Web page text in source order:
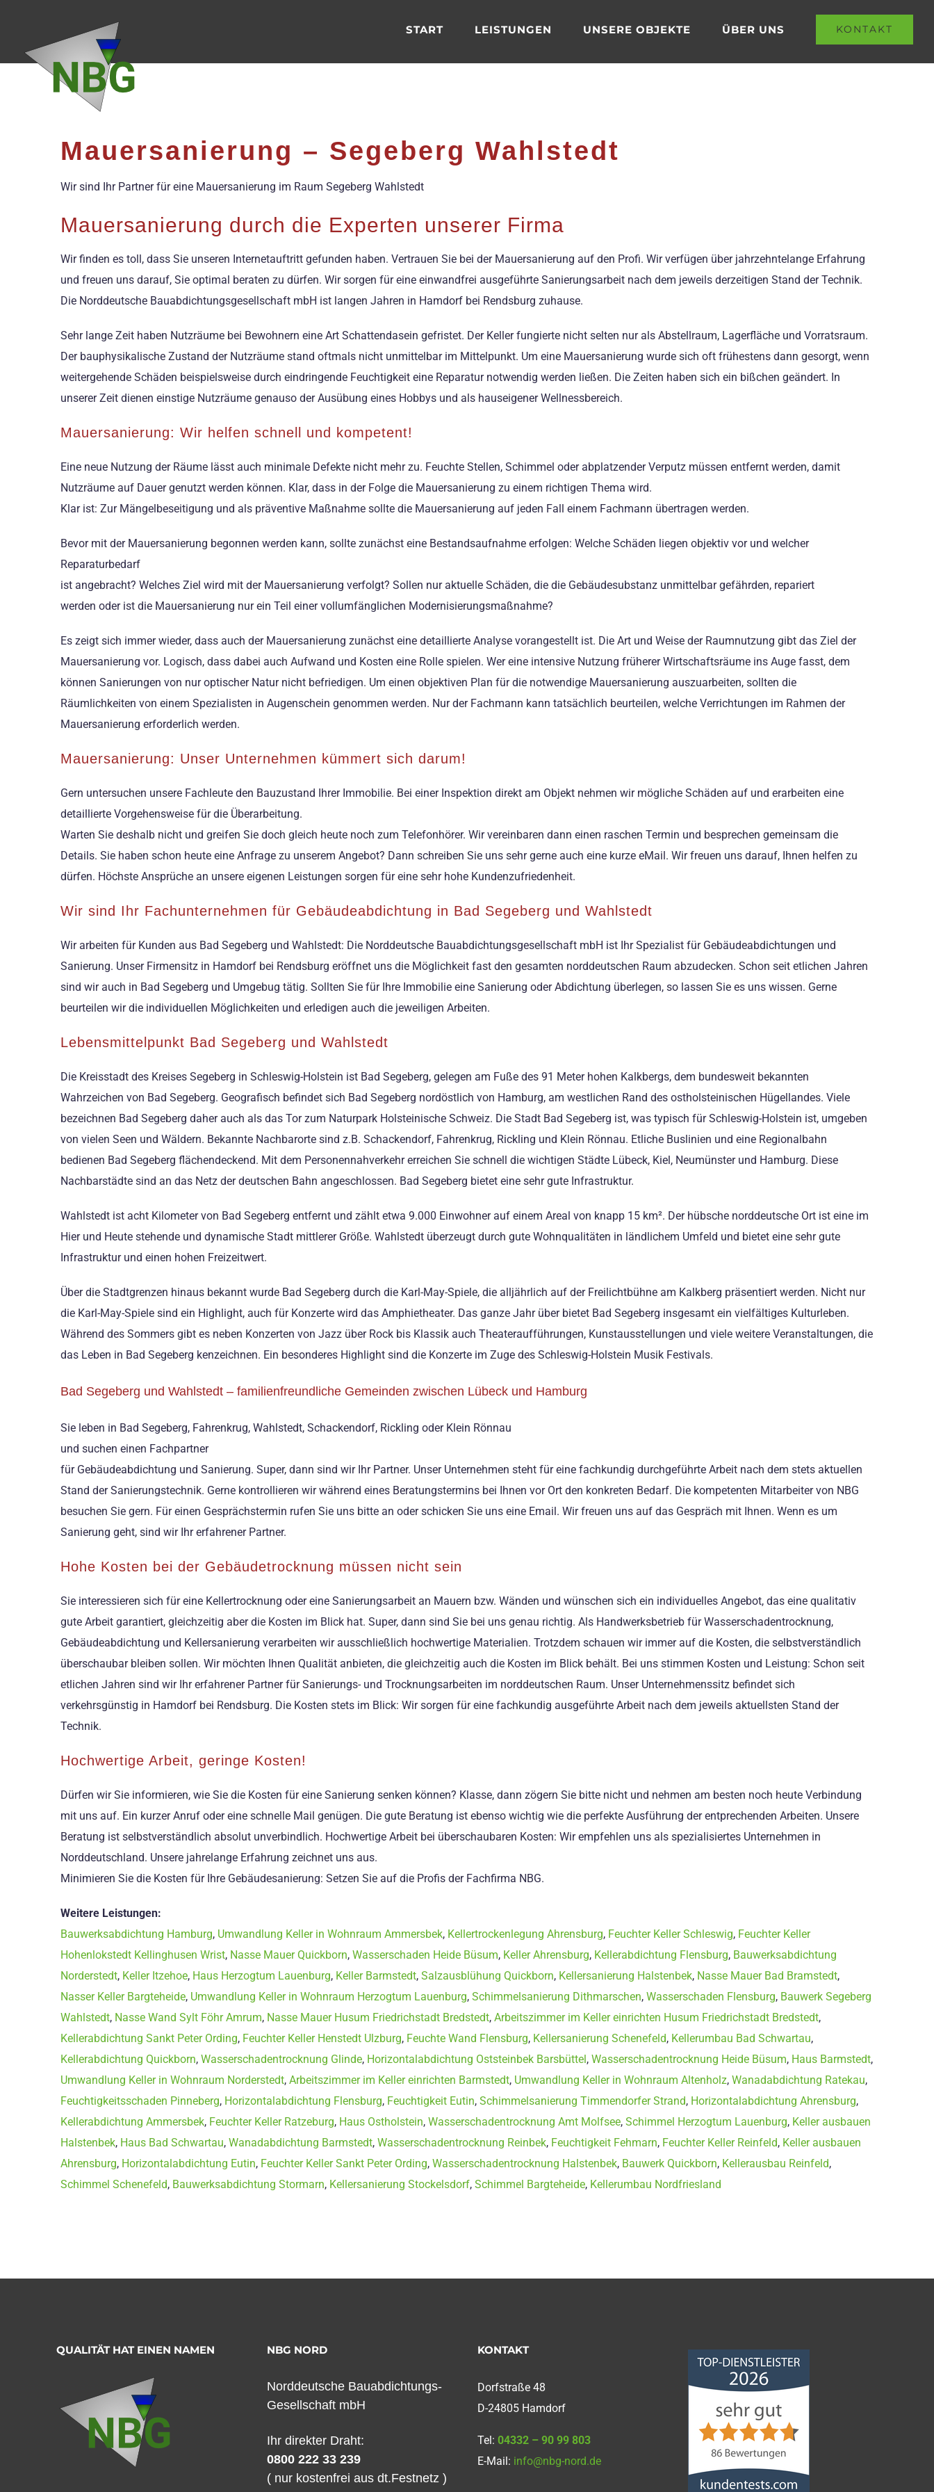
springen
START LEISTUNGEN UNSERE OBJEKTE ÜBER UNS KONTAKT
Mauersanierung – Segeberg Wahlstedt
Wir sind Ihr Partner für eine Mauersanierung im Raum Segeberg Wahlstedt
Mauersanierung durch die Experten unserer Firma
Wir finden es toll, dass Sie unseren Internetauftritt gefunden haben. Vertrauen Sie bei der Mauersanierung auf den Profi. Wir verfügen über jahrzehntelange Erfahrung
und freuen uns darauf, Sie optimal beraten zu dürfen. Wir sorgen für eine einwandfrei ausgeführte Sanierungsarbeit nach dem jeweils derzeitigen Stand der Technik.
Die Norddeutsche Bauabdichtungsgesellschaft mbH ist langen Jahren in Hamdorf bei Rendsburg zuhause.
Sehr lange Zeit haben Nutzräume bei Bewohnern eine Art Schattendasein gefristet. Der Keller fungierte nicht selten nur als Abstellraum, Lagerfläche und Vorratsraum.
Der bauphysikalische Zustand der Nutzräume stand oftmals nicht unmittelbar im Mittelpunkt. Um eine Mauersanierung wurde sich oft frühestens dann gesorgt, wenn
weitergehende Schäden beispielsweise durch eindringende Feuchtigkeit eine Reparatur notwendig werden ließen. Die Zeiten haben sich ein bißchen geändert. In
unserer Zeit dienen einstige Nutzräume genauso der Ausübung eines Hobbys und als hauseigener Wellnessbereich.
Mauersanierung: Wir helfen schnell und kompetent!
Eine neue Nutzung der Räume lässt auch minimale Defekte nicht mehr zu. Feuchte Stellen, Schimmel oder abplatzender Verputz müssen entfernt werden, damit
Nutzräume auf Dauer genutzt werden können. Klar, dass in der Folge die Mauersanierung zu einem richtigen Thema wird.
Klar ist: Zur Mängelbeseitigung und als präventive Maßnahme sollte die Mauersanierung auf jeden Fall einem Fachmann übertragen werden.
Bevor mit der Mauersanierung begonnen werden kann, sollte zunächst eine Bestandsaufnahme erfolgen: Welche Schäden liegen objektiv vor und welcher
Reparaturbedarf
ist angebracht? Welches Ziel wird mit der Mauersanierung verfolgt? Sollen nur aktuelle Schäden, die die Gebäudesubstanz unmittelbar gefährden, repariert
werden oder ist die Mauersanierung nur ein Teil einer vollumfänglichen Modernisierungsmaßnahme?
Es zeigt sich immer wieder, dass auch der Mauersanierung zunächst eine detaillierte Analyse vorangestellt ist. Die Art und Weise der Raumnutzung gibt das Ziel der
Mauersanierung vor. Logisch, dass dabei auch Aufwand und Kosten eine Rolle spielen. Wer eine intensive Nutzung früherer Wirtschaftsräume ins Auge fasst, dem
können Sanierungen von nur optischer Natur nicht befriedigen. Um einen objektiven Plan für die notwendige Mauersanierung auszuarbeiten, sollten die
Räumlichkeiten von einem Spezialisten in Augenschein genommen werden. Nur der Fachmann kann tatsächlich beurteilen, welche Verrichtungen im Rahmen der
Mauersanierung erforderlich werden.
Mauersanierung: Unser Unternehmen kümmert sich darum!
Gern untersuchen unsere Fachleute den Bauzustand Ihrer Immobilie. Bei einer Inspektion direkt am Objekt nehmen wir mögliche Schäden auf und erarbeiten eine
detaillierte Vorgehensweise für die Überarbeitung.
Warten Sie deshalb nicht und greifen Sie doch gleich heute noch zum Telefonhörer. Wir vereinbaren dann einen raschen Termin und besprechen gemeinsam die
Details. Sie haben schon heute eine Anfrage zu unserem Angebot? Dann schreiben Sie uns sehr gerne auch eine kurze eMail. Wir freuen uns darauf, Ihnen helfen zu
dürfen. Höchste Ansprüche an unsere eigenen Leistungen sorgen für eine sehr hohe Kundenzufriedenheit.
Wir sind Ihr Fachunternehmen für Gebäudeabdichtung in Bad Segeberg und Wahlstedt
Wir arbeiten für Kunden aus Bad Segeberg und Wahlstedt: Die Norddeutsche Bauabdichtungsgesellschaft mbH ist Ihr Spezialist für Gebäudeabdichtungen und
Sanierung. Unser Firmensitz in Hamdorf bei Rendsburg eröffnet uns die Möglichkeit fast den gesamten norddeutschen Raum abzudecken. Schon seit etlichen Jahren
sind wir auch in Bad Segeberg und Umgebug tätig. Sollten Sie für Ihre Immobilie eine Sanierung oder Abdichtung überlegen, so lassen Sie es uns wissen. Gerne
beurteilen wir die individuellen Möglichkeiten und erledigen auch die jeweiligen Arbeiten.
Lebensmittelpunkt Bad Segeberg und Wahlstedt
Die Kreisstadt des Kreises Segeberg in Schleswig-Holstein ist Bad Segeberg, gelegen am Fuße des 91 Meter hohen Kalkbergs, dem bundesweit bekannten
Wahrzeichen von Bad Segeberg. Geografisch befindet sich Bad Segeberg nordöstlich von Hamburg, am westlichen Rand des ostholsteinischen Hügellandes. Viele
bezeichnen Bad Segeberg daher auch als das Tor zum Naturpark Holsteinische Schweiz. Die Stadt Bad Segeberg ist, was typisch für Schleswig-Holstein ist, umgeben
von vielen Seen und Wäldern. Bekannte Nachbarorte sind z.B. Schackendorf, Fahrenkrug, Rickling und Klein Rönnau. Etliche Buslinien und eine Regionalbahn
bedienen Bad Segeberg flächendeckend. Mit dem Personennahverkehr erreichen Sie schnell die wichtigen Städte Lübeck, Kiel, Neumünster und Hamburg. Diese
Nachbarstädte sind an das Netz der deutschen Bahn angeschlossen. Bad Segeberg bietet eine sehr gute Infrastruktur.
Wahlstedt ist acht Kilometer von Bad Segeberg entfernt und zählt etwa 9.000 Einwohner auf einem Areal von knapp 15 km². Der hübsche norddeutsche Ort ist eine im
Hier und Heute stehende und dynamische Stadt mittlerer Größe. Wahlstedt überzeugt durch gute Wohnqualitäten in ländlichem Umfeld und bietet eine sehr gute
Infrastruktur und einen hohen Freizeitwert.
Über die Stadtgrenzen hinaus bekannt wurde Bad Segeberg durch die Karl-May-Spiele, die alljährlich auf der Freilichtbühne am Kalkberg präsentiert werden. Nicht nur
die Karl-May-Spiele sind ein Highlight, auch für Konzerte wird das Amphietheater. Das ganze Jahr über bietet Bad Segeberg insgesamt ein vielfältiges Kulturleben.
Während des Sommers gibt es neben Konzerten von Jazz über Rock bis Klassik auch Theateraufführungen, Kunstausstellungen und viele weitere Veranstaltungen, die
das Leben in Bad Segeberg kenzeichnen. Ein besonderes Highlight sind die Konzerte im Zuge des Schleswig-Holstein Musik Festivals.
Bad Segeberg und Wahlstedt – familienfreundliche Gemeinden zwischen Lübeck und Hamburg
Sie leben in Bad Segeberg, Fahrenkrug, Wahlstedt, Schackendorf, Rickling oder Klein Rönnau
und suchen einen Fachpartner
für Gebäudeabdichtung und Sanierung. Super, dann sind wir Ihr Partner. Unser Unternehmen steht für eine fachkundig durchgeführte Arbeit nach dem stets aktuellen
Stand der Sanierungstechnik. Gerne kontrollieren wir während eines Beratungstermins bei Ihnen vor Ort den konkreten Bedarf. Die kompetenten Mitarbeiter von NBG
besuchen Sie gern. Für einen Gesprächstermin rufen Sie uns bitte an oder schicken Sie uns eine Email. Wir freuen uns auf das Gespräch mit Ihnen. Wenn es um
Sanierung geht, sind wir Ihr erfahrener Partner.
Hohe Kosten bei der Gebäudetrocknung müssen nicht sein
Sie interessieren sich für eine Kellertrocknung oder eine Sanierungsarbeit an Mauern bzw. Wänden und wünschen sich ein individuelles Angebot, das eine qualitativ
gute Arbeit garantiert, gleichzeitig aber die Kosten im Blick hat. Super, dann sind Sie bei uns genau richtig. Als Handwerksbetrieb für Wasserschadentrocknung,
Gebäudeabdichtung und Kellersanierung verarbeiten wir ausschließlich hochwertige Materialien. Trotzdem schauen wir immer auf die Kosten, die selbstverständlich
überschaubar bleiben sollen. Wir möchten Ihnen Qualität anbieten, die gleichzeitig auch die Kosten im Blick behält. Bei uns stimmen Kosten und Leistung: Schon seit
etlichen Jahren sind wir Ihr erfahrener Partner für Sanierungs- und Trocknungsarbeiten im norddeutschen Raum. Unser Unternehmenssitz befindet sich
verkehrsgünstig in Hamdorf bei Rendsburg. Die Kosten stets im Blick: Wir sorgen für eine fachkundig ausgeführte Arbeit nach dem jeweils aktuellsten Stand der
Technik.
Hochwertige Arbeit, geringe Kosten!
Dürfen wir Sie informieren, wie Sie die Kosten für eine Sanierung senken können? Klasse, dann zögern Sie bitte nicht und nehmen am besten noch heute Verbindung
mit uns auf. Ein kurzer Anruf oder eine schnelle Mail genügen. Die gute Beratung ist ebenso wichtig wie die perfekte Ausführung der entprechenden Arbeiten. Unsere
Beratung ist selbstverständlich absolut unverbindlich. Hochwertige Arbeit bei überschaubaren Kosten: Wir empfehlen uns als spezialisiertes Unternehmen in
Norddeutschland. Unsere jahrelange Erfahrung zeichnet uns aus.
Minimieren Sie die Kosten für Ihre Gebäudesanierung: Setzen Sie auf die Profis der Fachfirma NBG.
Weitere Leistungen:
Bauwerksabdichtung Hamburg, Umwandlung Keller in Wohnraum Ammersbek, Kellertrockenlegung Ahrensburg, Feuchter Keller Schleswig, Feuchter Keller
Hohenlokstedt Kellinghusen Wrist, Nasse Mauer Quickborn, Wasserschaden Heide Büsum, Keller Ahrensburg, Kellerabdichtung Flensburg, Bauwerksabdichtung
Norderstedt, Keller Itzehoe, Haus Herzogtum Lauenburg, Keller Barmstedt, Salzausblühung Quickborn, Kellersanierung Halstenbek, Nasse Mauer Bad Bramstedt,
Nasser Keller Bargteheide, Umwandlung Keller in Wohnraum Herzogtum Lauenburg, Schimmelsanierung Dithmarschen, Wasserschaden Flensburg, Bauwerk Segeberg
Wahlstedt, Nasse Wand Sylt Föhr Amrum, Nasse Mauer Husum Friedrichstadt Bredstedt, Arbeitszimmer im Keller einrichten Husum Friedrichstadt Bredstedt,
Kellerabdichtung Sankt Peter Ording, Feuchter Keller Henstedt Ulzburg, Feuchte Wand Flensburg, Kellersanierung Schenefeld, Kellerumbau Bad Schwartau,
Kellerabdichtung Quickborn, Wasserschadentrocknung Glinde, Horizontalabdichtung Oststeinbek Barsbüttel, Wasserschadentrocknung Heide Büsum, Haus Barmstedt,
Umwandlung Keller in Wohnraum Norderstedt, Arbeitszimmer im Keller einrichten Barmstedt, Umwandlung Keller in Wohnraum Altenholz, Wanadabdichtung Ratekau,
Feuchtigkeitsschaden Pinneberg, Horizontalabdichtung Flensburg, Feuchtigkeit Eutin, Schimmelsanierung Timmendorfer Strand, Horizontalabdichtung Ahrensburg,
Kellerabdichtung Ammersbek, Feuchter Keller Ratzeburg, Haus Ostholstein, Wasserschadentrocknung Amt Molfsee, Schimmel Herzogtum Lauenburg, Keller ausbauen
Halstenbek, Haus Bad Schwartau, Wanadabdichtung Barmstedt, Wasserschadentrocknung Reinbek, Feuchtigkeit Fehmarn, Feuchter Keller Reinfeld, Keller ausbauen
Ahrensburg, Horizontalabdichtung Eutin, Feuchter Keller Sankt Peter Ording, Wasserschadentrocknung Halstenbek, Bauwerk Quickborn, Kellerausbau Reinfeld,
Schimmel Schenefeld, Bauwerksabdichtung Stormarn, Kellersanierung Stockelsdorf, Schimmel Bargteheide, Kellerumbau Nordfriesland
QUALITÄT HAT EINEN NAMEN NBG NORD
Norddeutsche Bauabdichtungs-
Gesellschaft mbH
Ihr direkter Draht:
0800 222 33 239
( nur kostenfrei aus dt.Festnetz )
KONTAKT
Dorfstraße 48
D-24805 Hamdorf
Tel: 04332 – 90 99 803
E-Mail: info@nbg-nord.de
Norddeutsche
Bauabdichtungsgesellschaft
mbH
von 5
86Bewertungen